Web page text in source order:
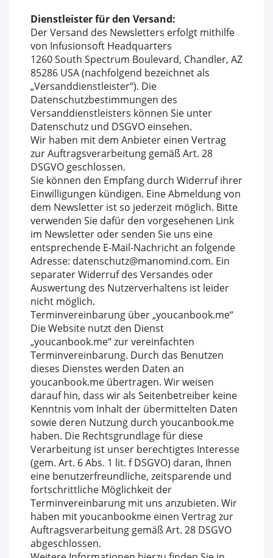
Dienstleister für den Versand:
Der Versand des Newsletters erfolgt mithilfe
von Infusionsoft Headquarters
1260 South Spectrum Boulevard, Chandler, AZ
85286 USA (nachfolgend bezeichnet als
„Versanddienstleister“). Die
Datenschutzbestimmungen des
Versanddienstleisters können Sie unter
Datenschutz und DSGVO einsehen.
Wir haben mit dem Anbieter einen Vertrag
zur Auftragsverarbeitung gemäß Art. 28
DSGVO geschlossen.
Sie können den Empfang durch Widerruf ihrer
Einwilligungen kündigen. Eine Abmeldung von
dem Newsletter ist so jederzeit möglich. Bitte
verwenden Sie dafür den vorgesehenen Link
im Newsletter oder senden Sie uns eine
entsprechende E-Mail-Nachricht an folgende
Adresse: datenschutz@manomind.com. Ein
separater Widerruf des Versandes oder
Auswertung des Nutzerverhaltens ist leider
nicht möglich.
Terminvereinbarung über „youcanbook.me“
Die Website nutzt den Dienst
„youcanbook.me“ zur vereinfachten
Terminvereinbarung. Durch das Benutzen
dieses Dienstes werden Daten an
youcanbook.me übertragen. Wir weisen
darauf hin, dass wir als Seitenbetreiber keine
Kenntnis vom Inhalt der übermittelten Daten
sowie deren Nutzung durch youcanbook.me
haben. Die Rechtsgrundlage für diese
Verarbeitung ist unser berechtigtes Interesse
(gem. Art. 6 Abs. 1 lit. f DSGVO) daran, Ihnen
eine benutzerfreundliche, zeitsparende und
fortschrittliche Möglichkeit der
Terminvereinbarung mit uns anzubieten. Wir
haben mit youcanbookme einen Vertrag zur
Auftragsverarbeitung gemäß Art. 28 DSGVO
abgeschlossen.